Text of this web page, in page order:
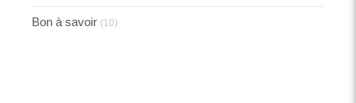
Bon à savoir (10)